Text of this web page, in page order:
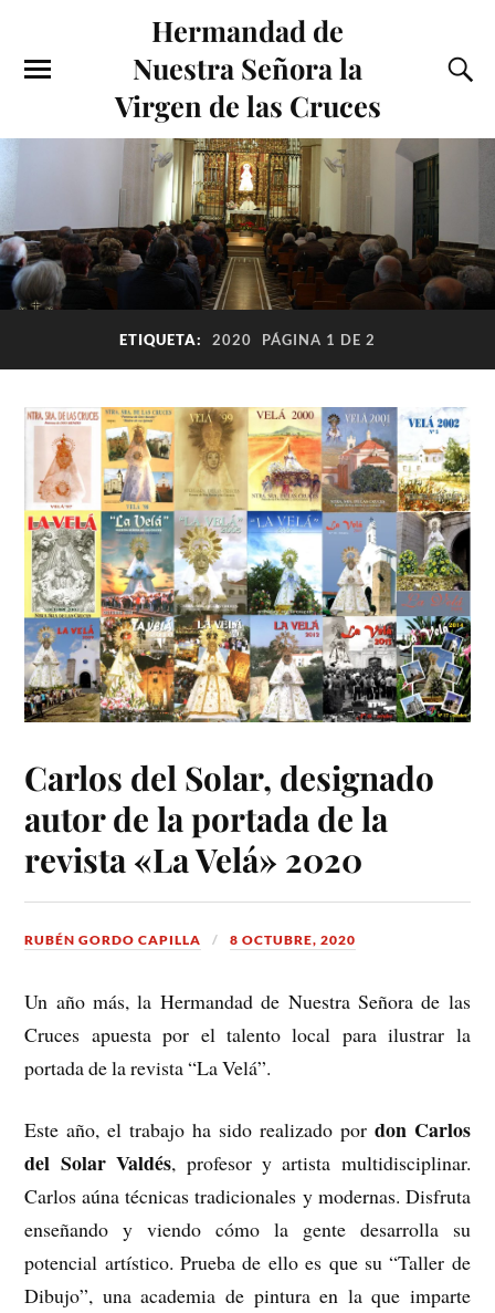
Hermandad de
Nuestra Señora la
Virgen de las Cruces
ETIQUETA: 2020 PÁGINA 1 DE 2
Carlos del Solar, designado
autor de la portada de la
revista «La Velá» 2020
RUBÉN GORDO CAPILLA 8 OCTUBRE, 2020
Un año más, la Hermandad de Nuestra Señora de las
Cruces apuesta por el talento local para ilustrar la
portada de la revista “La Velá”.
Este año, el trabajo ha sido realizado por don Carlos
del Solar Valdés, profesor y artista multidisciplinar.
Carlos aúna técnicas tradicionales y modernas. Disfruta
enseñando y viendo cómo la gente desarrolla su
potencial artístico. Prueba de ello es que su “Taller de
Dibujo”, una academia de pintura en la que imparte